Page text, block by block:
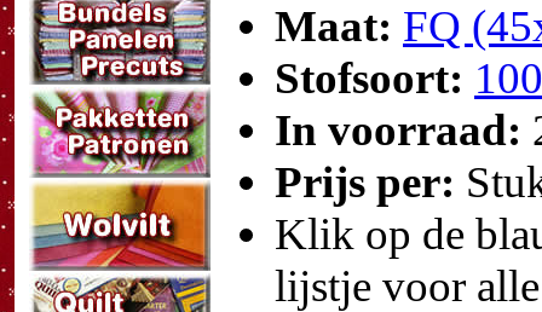
Maat: FQ
Stofsoort:
In voorraad:
Prijs per:
Klik op de
lijstje voor